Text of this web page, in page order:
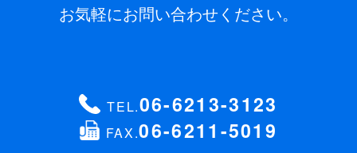
お気軽にお問い合わせください。
TEL.06-6213-3123
FAX.06-6211-5019